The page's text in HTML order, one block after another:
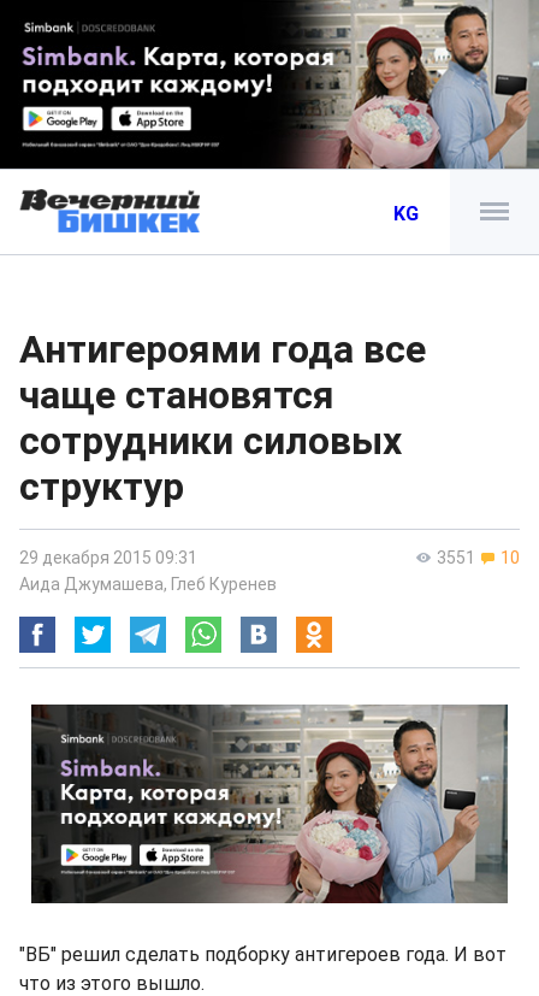
KG
Антигероями года все
чаще становятся
сотрудники силовых
структур
3551 10
29 декабря 2015 09:31
Аида Джумашева, Глеб Куренев
"ВБ" решил сделать подборку антигероев года. И вот
что из этого вышло.